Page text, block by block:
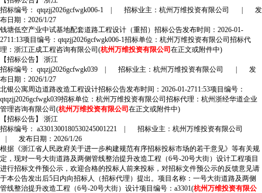
招标编号： qtqzjj2026gcfwgk006-1
招标业主：杭州万维投资有限公司
发
布日期：2026/1/27
钱塘低空产业中试基地配套道路工程设计（重招）招标公告发布时间：2026-01-
2711:13项目编号：qtqzjj2026gcfwgk006-1招标单位：杭州万维投资有限公司招标代
理：浙江正成工程咨询有限公司(杭州万维投资有限公司 在正文或附件中)
【招标公告】
浙江
招标编号： qtqzjj2026gcfwgk039
招标业主：杭州万维投资有限公司
发
布日期：2026/1/27
北银公寓周边道路改造工程设计招标公告发布时间：2026-01-2711:53项目编号：
qtqzjj2026gcfwgk039招标单位：杭州万维投资有限公司招标代理：杭州浙经华道企业
管理咨询有限公司(杭州万维投资有限公司 在正文或附件中)
【招标公告】
浙江
招标编号： a3301300180530245001221
招标业主：杭州万维投资有限公司
发布日期：2026/1/26
根据《浙江省人民政府关于进一步构建规范有序招标投标市场的若干意见》等有关规
定，现对一号大街道路及两侧管线整治提升改造工程（6号-20号大街）设计工程项目
进行招标文件预公示，欢迎合格的投标人前来投标，对招标文件预公示的反馈意见请
于本公告发出后5日内向招标人（招标代理）提出。项目名称：一号大街道路及两侧
管线整治提升改造工程（6号-20号大街）设计项目编号：a3301(杭州万维投资有限公